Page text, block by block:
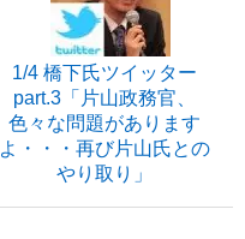
1/4 橋下氏ツイッター
part.3「片山政務官、
色々な問題があります
よ・・・再び片山氏との
やり取り」